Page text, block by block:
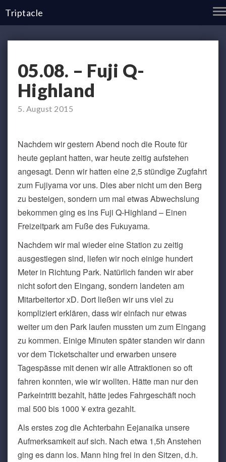
Triptacle
–
Fuji
05.08. – Fuji Q-
Highland
5. August 2015
Nachdem wir gestern Abend noch die Route für
heute geplant hatten, war heute zeitig aufstehen
angesagt. Denn wir hatten eine 2,5 stündige Zugfahrt
zum Fujiyama vor uns. Dies aber nicht um den Berg
zu besteigen, sondern um mal etwas Abwechslung
bekommen ging es ins Fuji Q-Highland – Einen
Freizeitpark am Fuße des Fukuyama.
Nachdem wir mal wieder eine Station zu zeitig
ausgestiegen sind, liefen wir noch einige hundert
Meter in Richtung Park. Natürlich fanden wir aber
nicht sofort den Eingang, sondern landeten am
Mitarbeitertor xD. Dort ließen wir uns viel zu
kompliziert erklären, dass wir einfach nur etwas
weiter um den Park laufen mussten um zum Eingang
zu kommen. Einige Minuten später standen wir dann
vor dem Ticketschalter und erwarben unsere
Tagespässe mit denen wir alle Attraktionen so oft
fahren konnten, wie wir wollten. Hätte man nur den
Parkeintritt bezahlt, hätte jedes Fahrgeschäft noch
mal 500 bis 1000 ¥ extra gezahlt.
Als erstes zog die Achterbahn Eejanaika unsere
Aufmerksamkeit auf sich. Nach etwa 1,5h Anstehen
ging es dann los. Mann hing frei in den Sitzen, d.h.